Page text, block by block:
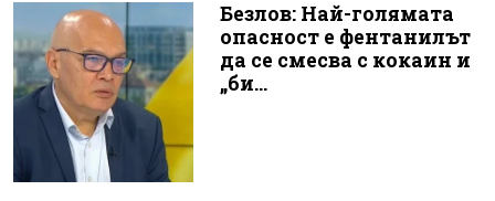
Безлов: Най-голямата
опасност е фентанилът
да се смесва с кокаин и
„би...